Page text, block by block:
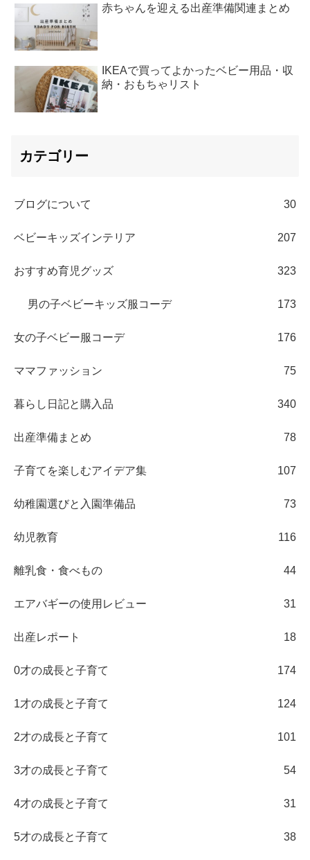
赤ちゃんを迎える出産準備関連まとめ
IKEAで買ってよかったベビー用品・収
納・おもちゃリスト
カテゴリー
ブログについて 30
ベビーキッズインテリア 207
おすすめ育児グッズ 323
男の子ベビーキッズ服コーデ 173
女の子ベビー服コーデ 176
ママファッション 75
暮らし日記と購入品 340
出産準備まとめ 78
子育てを楽しむアイデア集 107
幼稚園選びと入園準備品 73
幼児教育 116
離乳食・食べもの 44
エアバギーの使用レビュー 31
出産レポート 18
0才の成長と子育て 174
1才の成長と子育て 124
2才の成長と子育て 101
3才の成長と子育て 54
4才の成長と子育て 31
5才の成長と子育て 38